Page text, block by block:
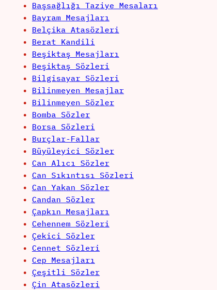
Başsağlığı Taziye Mesaları
Bayram Mesajları
Belçika Atasözleri
Berat Kandili
Beşiktaş Mesajları
Beşiktaş Sözleri
Bilgisayar Sözleri
Bilinmeyen Mesajlar
Bilinmeyen Sözler
Bomba Sözler
Borsa Sözleri
Burçlar-Fallar
Büyüleyici Sözler
Can Alıcı Sözler
Can Sıkıntısı Sözleri
Can Yakan Sözler
Candan Sözler
Çapkın Mesajları
Cehennem Sözleri
Çekici Sözler
Cennet Sözleri
Cep Mesajları
Çeşitli Sözler
Çin Atasözleri